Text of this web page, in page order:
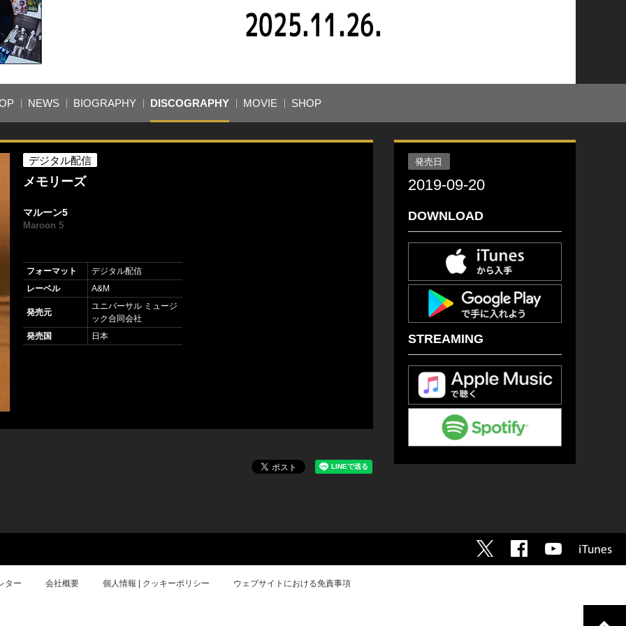
NEWS BIOGRAPHY DISCOGRAPHY MOVIE SHOP
デジタル配信
メモリーズ
マルーン5
Maroon 5
フォーマット
デジタル配信
レーベル
A&M
発売元
ユニバーサル ミュージ
ック合同会社
発売国
日本
発売日
2019-09-20
DOWNLOAD
STREAMING
ター 会社概要 個人情報 | クッキーポリシー ウェブサイトにおける免責事項